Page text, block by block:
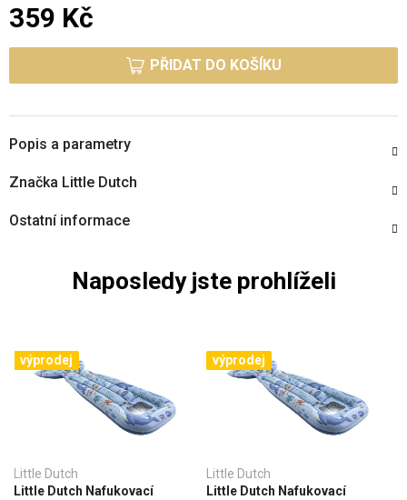
359 Kč
PŘIDAT DO KOŠÍKU
Popis a parametry
Značka Little Dutch
Ostatní informace
Naposledy jste prohlíželi
výprodej
Little Dutch
Little Dutch Nafukovací
výprodej
Little Dutch
Little Dutch Nafukovací